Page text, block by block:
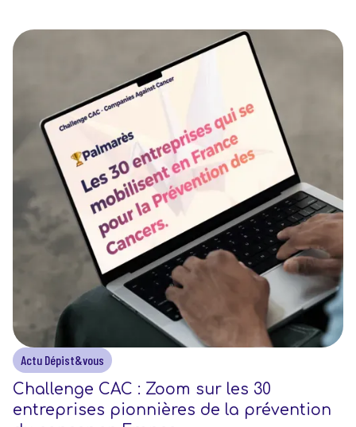
Actu Dépist&vous
Challenge CAC : Zoom sur les 30
entreprises pionnières de la prévention